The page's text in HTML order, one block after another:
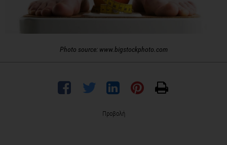
Photo source: www.bigstockphoto.com
Προβολή